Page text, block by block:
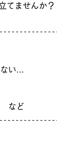
てませんか？
い…
など